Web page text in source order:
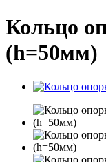
Кольцо
(h=50мм)